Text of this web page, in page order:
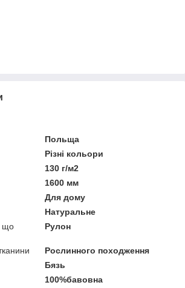
Польща
Різні кольори
130 г/м2
1600 мм
Для дому
Натуральне
що
Рулон
Рослинного походження
Бязь
100%бавовна